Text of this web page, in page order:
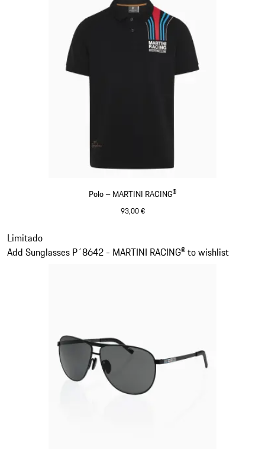
Polo – MARTINI RACING®
93,00 €
Limitado
Add Sunglasses P´8642 - MARTINI RACING® to wishlist
Diapositivo 2 de 20